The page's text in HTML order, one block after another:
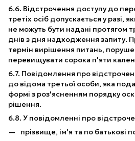
6.6. Відстрочення доступу до
третіх осіб допускається у разі,
не можуть бути надані протягом
днів з дня надходження запиту.
термін вирішення питань,
перевищувати сорока п'яти
6.7. Повідомлення про
до відома третьої особи, яка
формі з роз'ясненням порядку
рішення.
6.8. У повідомленні про
прізвище, ім'я та по батькові